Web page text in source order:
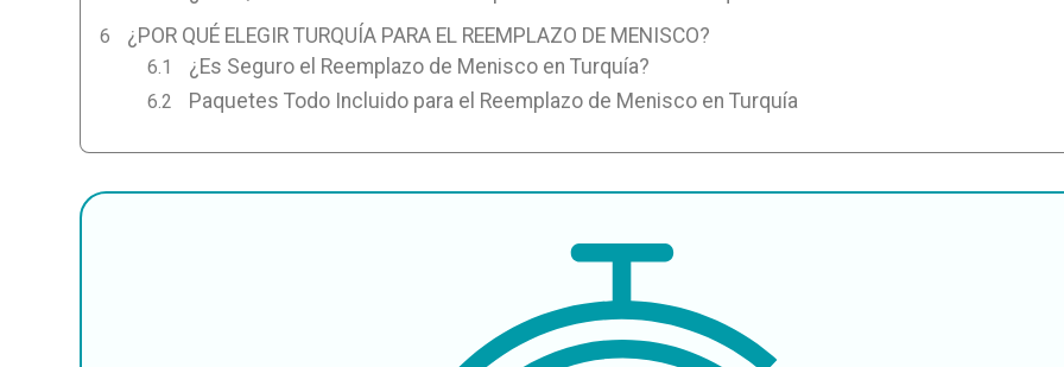
¿POR QUÉ ELEGIR TURQUÍA PARA EL REEMPLAZO DE MENISCO?
¿Es Seguro el Reemplazo de Menisco en Turquía?
Paquetes Todo Incluido para el Reemplazo de Menisco en Turquía